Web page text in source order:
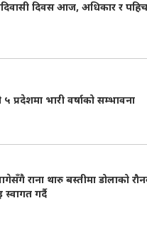
दिवस आज, अधिकार र
प्रदेशमा भारी वर्षाको सम्भावना
राना थारु बस्तीमा डोलाको
स्वागत गर्दै